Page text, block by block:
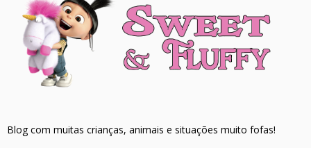
Blog com muitas crianças, animais e situações muito fofas!